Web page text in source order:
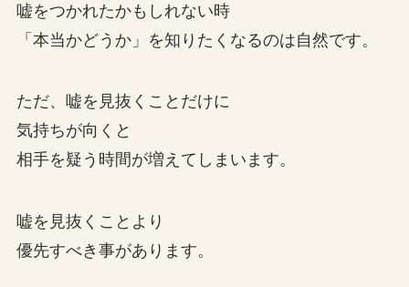
嘘をつかれたかもしれない時
「本当かどうか」を知りたくなるのは自然です。
ただ、嘘を見抜くことだけに
気持ちが向くと
相手を疑う時間が増えてしまいます。
嘘を見抜くことより
優先すべき事があります。